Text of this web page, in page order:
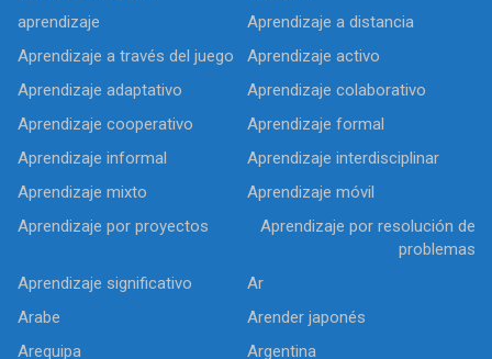
aprendizaje
Aprendizaje a distancia
Aprendizaje a través del juego
Aprendizaje activo
Aprendizaje adaptativo
Aprendizaje colaborativo
Aprendizaje cooperativo
Aprendizaje formal
Aprendizaje informal
Aprendizaje interdisciplinar
Aprendizaje mixto
Aprendizaje móvil
Aprendizaje por proyectos
Aprendizaje por resolución de
problemas
Aprendizaje significativo
Ar
Arabe
Arender japonés
Arequipa
Argentina